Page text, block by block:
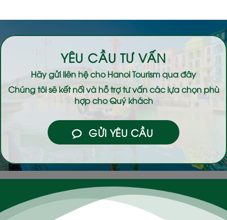
YÊU CẦU TƯ VẤN
Hãy gửi liên hệ choHanoi Tourismqua đây
Chúng tôi sẽ kết nối và hỗ trợ tư vấn các lựa chọn phù
hợp cho Quý khách
GỬI YÊU CẦU